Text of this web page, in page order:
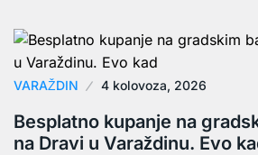
VARAŽDIN 4 kolovoza, 2026
Besplatno kupanje na
na Dravi u Varaždinu. Evo